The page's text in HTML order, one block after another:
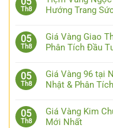
Th8
Hướng Trang
05
Th8
Giá Vàng Giao
Phân Tích Đầu
05
Th8
Giá Vàng 96 tại
Nhật & Phân Tích
05
Th8
Giá Vàng Kim
Mới Nhất